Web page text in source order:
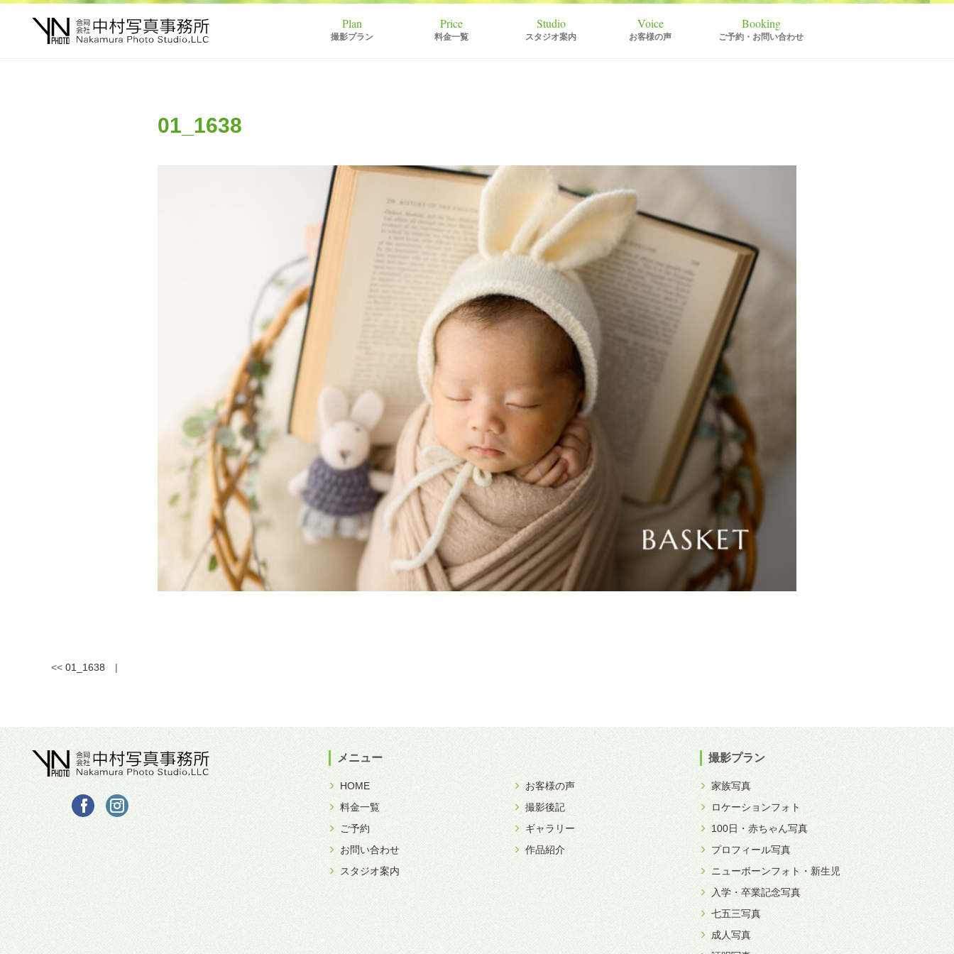
撮影プラン 料金一覧 スタジオ案内 お客様の声 ご予約・お問い合わせ
01_1638
<< 01_1638 |
撮影プラン
家族写真
ロケーションフォト
100日・赤ちゃん写真
プロフィール写真
ニューボーンフォト・新生児
入学・卒業記念写真
七五三写真
成人写真
メニュー
HOME
料金一覧
ご予約
お問い合わせ
スタジオ案内
お客様の声
撮影後記
ギャラリー
作品紹介